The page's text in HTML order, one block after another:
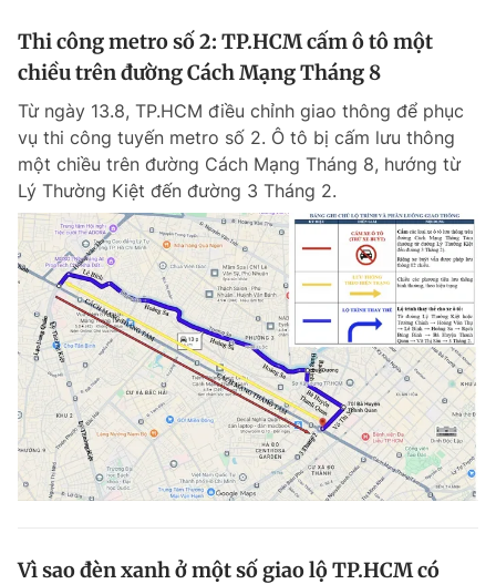
Chuyên mục khác
Chào ngày mới Tin 24h
Tin thị trường Tin 360
Video Magazine
Sản phẩm khác
Tiện ích Bạn cần biết
Thông tin tài khoản
Đổi mật khẩu
Tin đã lưu
Tin đã xem
Đăng xuất
Thi công metro số 2: TP.HCM cấm ô tô một
chiều trên đường Cách Mạng Tháng 8
Từ ngày 13.8, TP.HCM điều chỉnh giao thông để phục
vụ thi công tuyến metro số 2. Ô tô bị cấm lưu thông
một chiều trên đường Cách Mạng Tháng 8, hướng từ
Lý Thường Kiệt đến đường 3 Tháng 2.
Vì sao đèn xanh ở một số giao lộ TP.HCM có